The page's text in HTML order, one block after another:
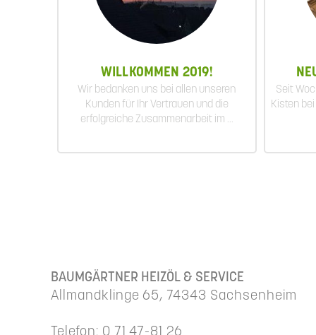
WILLKOMMEN 2019!
Wir bedanken uns bei allen unseren
Kunden für Ihr Vertrauen und die
erfolgreiche Zusammenarbeit im ...
Seit
Kisten
BAUMGÄRTNER HEIZÖL & SERVICE
Allmandklinge 65, 74343 Sachsenheim